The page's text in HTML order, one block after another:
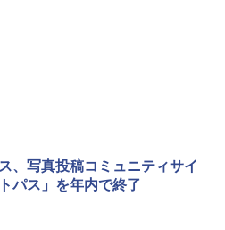
、写真投稿コミュニティサイ
パス」を年内で終了